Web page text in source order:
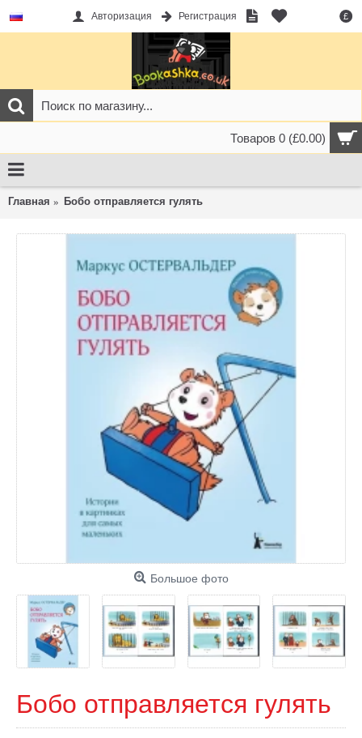
£
Авторизация Регистрация
Товаров 0 (£0.00)
Главная Бобо отправляется гулять
Большое фото
Бобо отправляется гулять